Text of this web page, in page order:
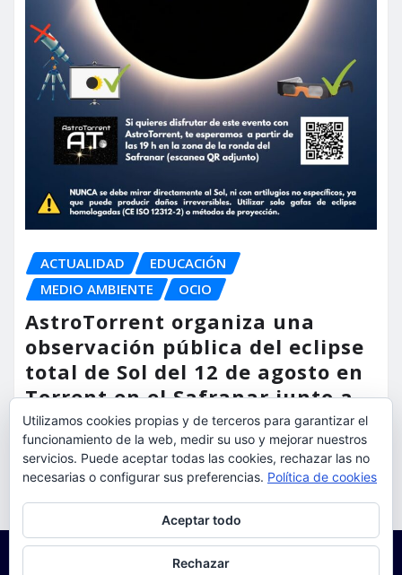
ACTUALIDAD
EDUCACIÓN
MEDIO AMBIENTE
OCIO
AstroTorrent organiza una
observación pública del eclipse
total de Sol del 12 de agosto en
Torrent en el Safranar junto a
las vías del AVE
torrent al dia Ago 5, 2026
Utilizamos cookies propias y de terceros para garantizar el
funcionamiento de la web, medir su uso y mejorar nuestros
servicios. Puede aceptar todas las cookies, rechazar las no
necesarias o configurar sus preferencias. Política de cookies
Aceptar todo
Rechazar
Para obtener más información, incluido cómo gestionar las cookies,